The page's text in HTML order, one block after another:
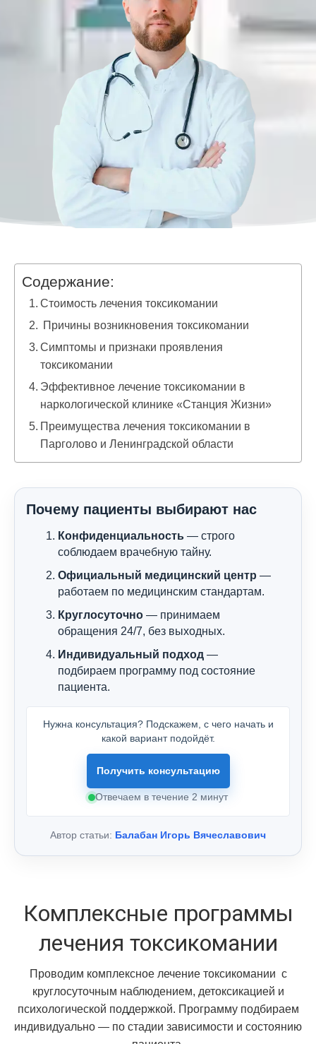
Содержание:
Стоимость лечения токсикомании
Причины возникновения токсикомании
Симптомы и признаки проявления
токсикомании
Эффективное лечение токсикомании в
наркологической клинике «Станция Жизни»
Преимущества лечения токсикомании в
Парголово и Ленинградской области
Почему пациенты выбирают нас
Конфиденциальность — строго
соблюдаем врачебную тайну.
Официальный медицинский центр —
работаем по медицинским стандартам.
Круглосуточно — принимаем
обращения 24/7, без выходных.
Индивидуальный подход —
подбираем программу под состояние
пациента.
Нужна консультация? Подскажем, с чего начать и
какой вариант подойдёт.
Получить консультацию
Отвечаем в течение 2 минут
Автор статьи: Балабан Игорь Вячеславович
Комплексные программы
лечения токсикомании
Проводим комплексное лечение токсикомании с
круглосуточным наблюдением, детоксикацией и
психологической поддержкой. Программу подбираем
индивидуально — по стадии зависимости и состоянию